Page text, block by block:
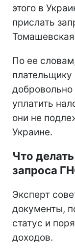
этого в
прислать
По ее
уплатить
они не
Украине.
Что
запроса
Эксперт
документы,
статус и
доходов.